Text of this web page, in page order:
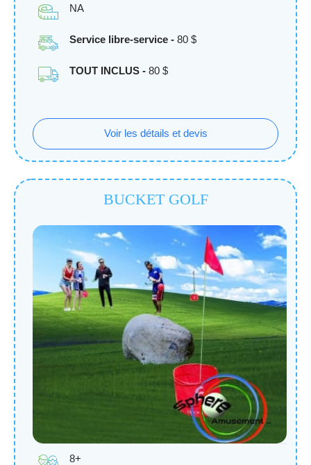
NA
Service libre-service - 80 $
TOUT INCLUS - 80 $
Voir les détails et devis
BUCKET GOLF
8+